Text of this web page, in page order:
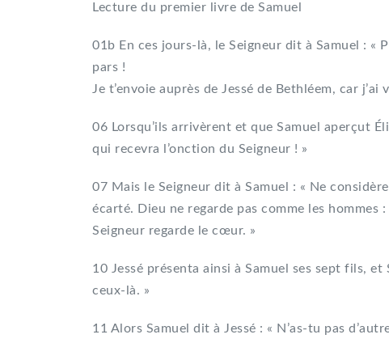
Lecture du premier livre de Samuel
01b En ces jours-là, le Seigneur dit à Samuel : «
pars !
Je t’envoie auprès de Jessé de Bethléem, car
06 Lorsqu’ils arrivèrent et que Samuel aperçut
qui recevra l’onction du Seigneur ! »
07 Mais le Seigneur dit à Samuel : « Ne
écarté. Dieu ne regarde pas comme les hommes
Seigneur regarde le cœur. »
10 Jessé présenta ainsi à Samuel ses sept fils,
ceux-là. »
11 Alors Samuel dit à Jessé : « N’as-tu pas